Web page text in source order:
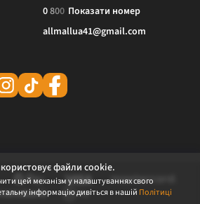
файли cookie.
цей механізм у налаштуваннях свого
інформацію дивіться в нашій Політиці
0800 Показати номер
allmallua41@gmail.com